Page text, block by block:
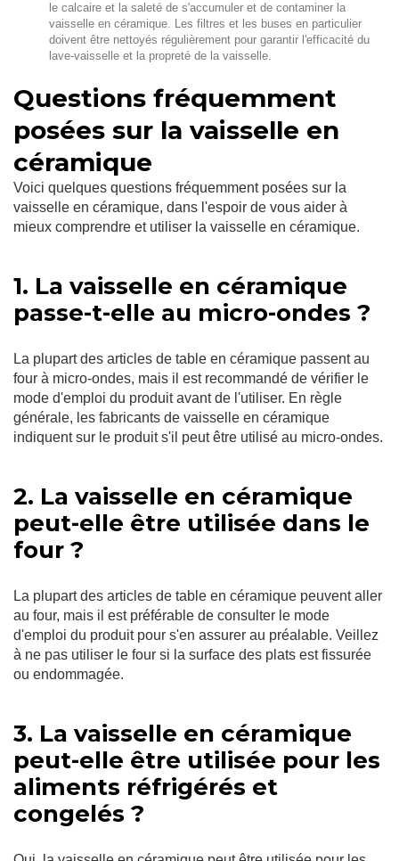
le calcaire et la saleté de s'accumuler et de contaminer la
vaisselle en céramique. Les filtres et les buses en particulier
doivent être nettoyés régulièrement pour garantir l'efficacité du
lave-vaisselle et la propreté de la vaisselle.
Questions fréquemment
posées sur la vaisselle en
céramique
Voici quelques questions fréquemment posées sur la
vaisselle en céramique, dans l'espoir de vous aider à
mieux comprendre et utiliser la vaisselle en céramique.
1. La vaisselle en céramique
passe-t-elle au micro-ondes ?
La plupart des articles de table en céramique passent au
four à micro-ondes, mais il est recommandé de vérifier le
mode d'emploi du produit avant de l'utiliser. En règle
générale, les fabricants de vaisselle en céramique
indiquent sur le produit s'il peut être utilisé au micro-ondes.
2. La vaisselle en céramique
peut-elle être utilisée dans le
four ?
La plupart des articles de table en céramique peuvent aller
au four, mais il est préférable de consulter le mode
d'emploi du produit pour s'en assurer au préalable. Veillez
à ne pas utiliser le four si la surface des plats est fissurée
ou endommagée.
3. La vaisselle en céramique
peut-elle être utilisée pour les
aliments réfrigérés et
congelés ?